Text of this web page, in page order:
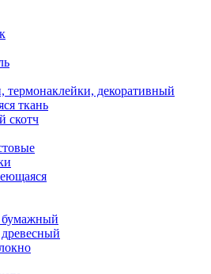
термонаклейки, декоративный
ткань
скотч
бумажный